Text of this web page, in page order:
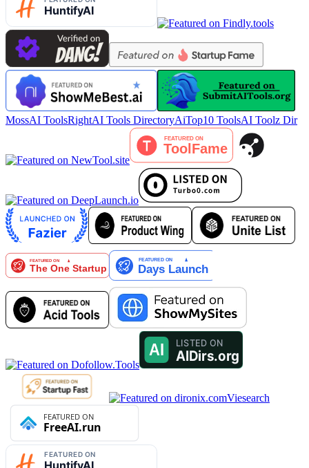
MossAI ToolsRightAI Tools DirectoryAiTop10 ToolsAI Toolz Dir
Viesearch